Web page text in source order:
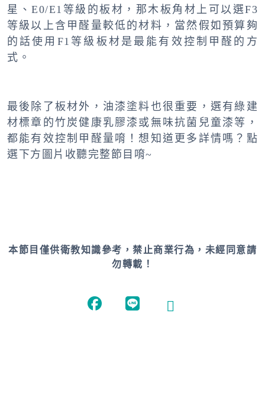
星、E0/E1等級的板材，那木板角材上可以選F3
等級以上含甲醛量較低的材料，當然假如預算夠
的話使用F1等級板材是最能有效控制甲醛的方
式。
最後除了板材外，油漆塗料也很重要，選有綠建
材標章的竹炭健康乳膠漆或無味抗菌兒童漆等，
都能有效控制甲醛量唷！想知道更多詳情嗎？點
選下方圖片收聽完整節目唷~
本節目僅供衛教知識參考，禁止商業行為，未經同意請
勿轉載！